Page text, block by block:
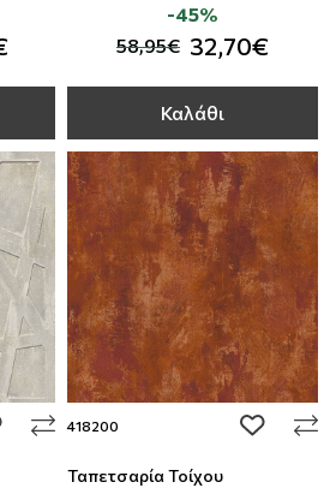
58,95€ 32,70€
-45%
Καλάθι
to wishlist
418200 add to
Ταπετσαρία Τοίχου